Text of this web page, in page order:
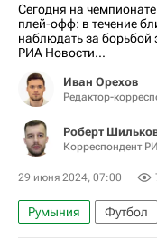
Сегодня на
плей-офф: в течение
наблюдать за борьбой
РИА Новости...
Иван Орехов
Редактор-
Роберт
Корреспондент
29 июня 2024, 07:00
Румыния Футбол
Авторы РИА Новости